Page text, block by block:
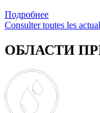
Подробнее
Consulter toutes les
ОБЛАСТИ